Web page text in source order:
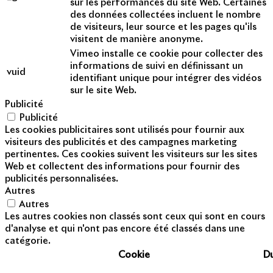
sur les performances du site Web. Certaines
des données collectées incluent le nombre
de visiteurs, leur source et les pages qu'ils
visitent de manière anonyme.
vuid
Vimeo installe ce cookie pour collecter des
informations de suivi en définissant un
identifiant unique pour intégrer des vidéos
sur le site Web.
Publicité
Publicité
Les cookies publicitaires sont utilisés pour fournir aux
visiteurs des publicités et des campagnes marketing
pertinentes. Ces cookies suivent les visiteurs sur les sites
Web et collectent des informations pour fournir des
publicités personnalisées.
Autres
Autres
Les autres cookies non classés sont ceux qui sont en cours
d'analyse et qui n'ont pas encore été classés dans une
catégorie.
Cookie